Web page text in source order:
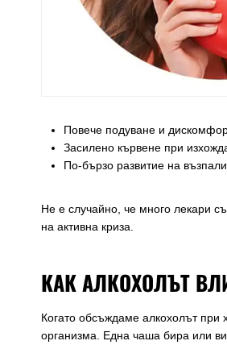
Повече подуване и
Засилено кървене при
По-бързо развитие на
Не е случайно, че много лекари
на активна криза.
КАК АЛКОХОЛЪТ
Когато обсъждаме алкохолът
организма. Една чаша бира или